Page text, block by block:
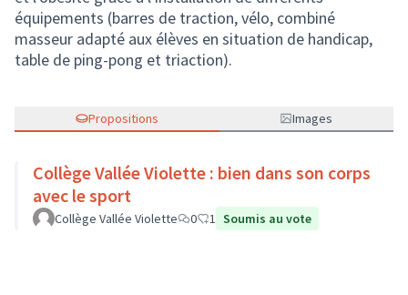
équipements (barres de traction, vélo, combiné
masseur adapté aux élèves en situation de handicap,
table de ping-pong et triaction).
Propositions Images
Collège Vallée Violette : bien dans son corps
avec le sport
Collège Vallée Violette 0 1 Soumis au vote